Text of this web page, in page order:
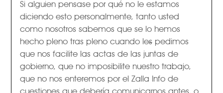
Si alguien pensase por qué no le estamos
diciendo esto personalmente, tanto usted
como nosotros sabemos que se lo hemos
hecho pleno tras pleno cuando les pedimos
que nos facilite las actas de las juntas de
gobierno, que no imposibilite nuestro trabajo,
que no nos enteremos por el Zalla Info de
cuestiones que debería comunicarnos antes, o